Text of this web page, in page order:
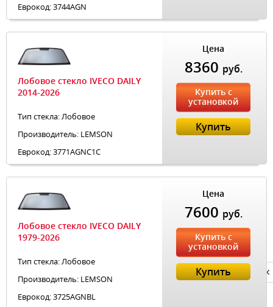
Еврокод: 3744AGN
Лобовое стекло IVECO DAILY
2014-2026
Тип стекла: Лобовое
Производитель: LEMSON
Еврокод: 3771AGNС1С
Цена
8360 руб.
Купить с
установкой
Купить
Лобовое стекло IVECO DAILY
1979-2026
Тип стекла: Лобовое
Производитель: LEMSON
Еврокод: 3725AGNBL
Цена
7600 руб.
Купить с
установкой
КупитьPrivacy notice